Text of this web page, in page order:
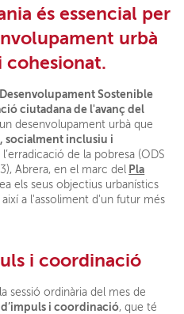
és essencial per
urbà
cohesionat.
Sostenible
ciutadana de l'avanç del
desenvolupament urbà que
socialment inclusiu i
l’erradicació de la pobresa (ODS
Abrera, en el marc del
Pla
els seus objectius urbanístics
a l'assoliment d'un futur més
i coordinació
sessió ordinària del mes de
i coordinació, que té